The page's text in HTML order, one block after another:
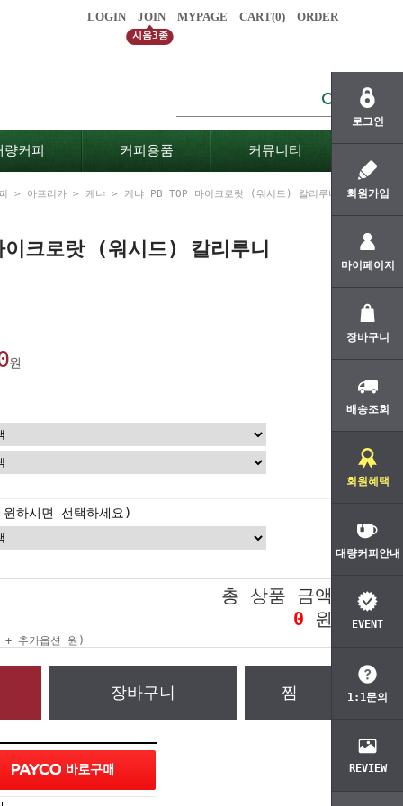
로그인
회원가입
마이페이지
장바구니
배송조회
회원혜택
대량커피안내
EVENT
1:1문의
REVIEW
LOGIN JOIN
시음3종
MYPAGE CART(0) ORDER
량커피 커피용품 커뮤니티
> 아프리카 > 케냐 > 케냐 PB TOP 마이크로랏 (워시드) 칼리루니
크로랏 (워시드) 칼리루니
원
하시면 선택하세요)
총 상품 금액
0 원
+ 추가옵션 원)
장바구니 찜